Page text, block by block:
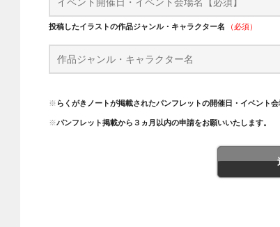
投稿したイラストの作品ジャンル・キャラクター名 （必須）
※ らくがきノートが掲載されたパンフレットの開催日・イベント会
※パンフレット掲載から３ヵ月以内の申請をお願いいたします。